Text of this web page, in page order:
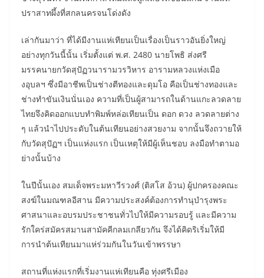
ปราสาทผึ้งที่สกลนครจนโด่งดัง
เล่ากันมาว่า ที่ได้มีงานแห่เทียนเป็นเรื่องเป็นราวอันยิ่งใหญ่
อย่างทุกวันนี้นั้น เริ่มตั้งแต่ พ.ศ. 2480 นายโพธิ ส่งศรี
มรรคนายกวัดสุปัฏวนารามวรวิหาร อารามหลวงแห่งเมือ
งอุบลฯ ซึ่งมีอาชีพเป็นช่างตีทองและดุมโอ คือเป็นช่างทองและ
ช่างทำขันเงินนั่นเอง ความที่เป็นผู้สามารถในด้านแกะลวดลาย
ไทยจึงคิดออกแบบทำพิมพ์หล่อเทียนเป็น ดอก ดวง ลวดลายต่าง
ๆ แล้วนำไปประดับในต้นเทียนอย่างสวยงาม จากนั้นจึงถวายให้
กับวัดสุปัฏฯ เป็นแห่งแรก เป็นเหตุให้มีผู้เห็นชอบ ลงมือทำตามอ
ย่างนั้นบ้าง
ในปีนั้นเอง สมเด็จพระมหาวีรวงศ์ (ติสโส อ้วน) ผู้ปกครองคณะ
สงฆ์ในมณฑลอีสาน มีความประสงค์ต้องการทำนุบำรุงพระ
ศาสนาและอบรมประชาชนทั่วไปให้มีความรอบรู้ และมีความ
รักใคร่สมัครสมานสามัคคีกลมเกลียวกัน จึงได้คิดริเริ่มให้มี
การนำต้นเทียนมาแห่ร่วมกันในวันเข้าพรรษา
สถานที่แห่งแรกที่เริ่มงานแห่เทียนคือ ทุ่งศรีเมือง